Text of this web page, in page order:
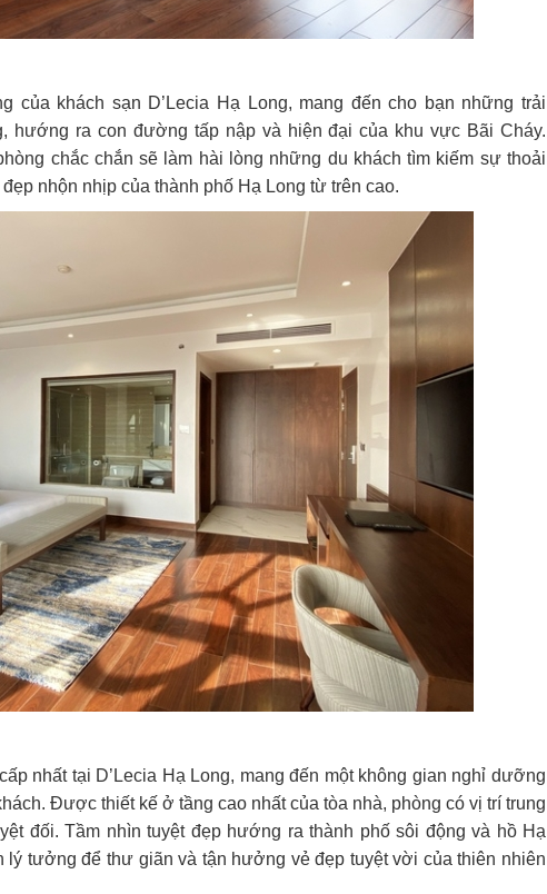
của khách sạn D’Lecia Hạ Long, mang đến cho bạn những trải
hướng ra con đường tấp nập và hiện đại của khu vực Bãi Cháy.
chắc chắn sẽ làm hài lòng những du khách tìm kiếm sự thoải
nhộn nhịp của thành phố Hạ Long từ trên cao.
nhất tại D’Lecia Hạ Long, mang đến một không gian nghỉ dưỡng
Được thiết kế ở tầng cao nhất của tòa nhà, phòng có vị trí trung
đối. Tầm nhìn tuyệt đẹp hướng ra thành phố sôi động và hồ Hạ
lý tưởng để thư giãn và tận hưởng vẻ đẹp tuyệt vời của thiên nhiên